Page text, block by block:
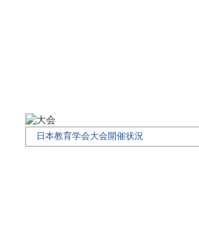
日本教育学会大会開催状況